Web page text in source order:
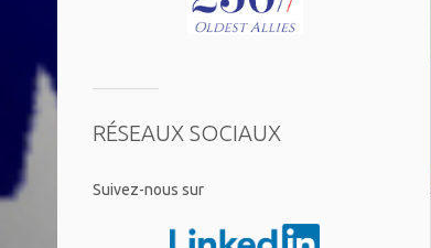
RÉSEAUX SOCIAUX
​Suivez-nous sur